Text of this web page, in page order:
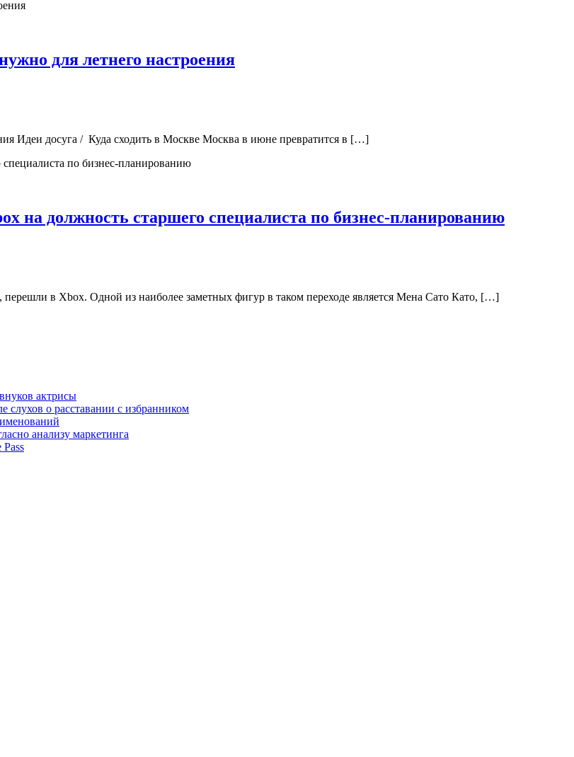
для летнего настроения
Идеи досуга / Куда сходить в Москве Москва в июне превратится в […]
на должность старшего специалиста по бизнес-планированию
перешли в Xbox. Одной из наиболее заметных фигур в таком переходе является Мена Сато Като, […]
актрисы
слухов о расставании с избранником
анализу маркетинга